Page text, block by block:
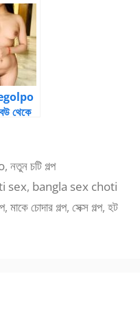
থেকে
,নতুন চটি গল্প
sex, bangla sex choti
, মাকে চোদার গল্প, সেক্স গল্প, হট